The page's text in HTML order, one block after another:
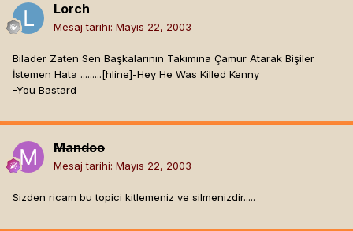
Lorch
Mesaj tarihi: Mayıs 22, 2003
Bilader Zaten Sen Başkalarının Takımına Çamur Atarak Bişiler
İstemen Hata .........[hline]-Hey He Was Killed Kenny
-You Bastard
Mandoo
Mesaj tarihi: Mayıs 22, 2003
Sizden ricam bu topici kitlemeniz ve silmenizdir.....